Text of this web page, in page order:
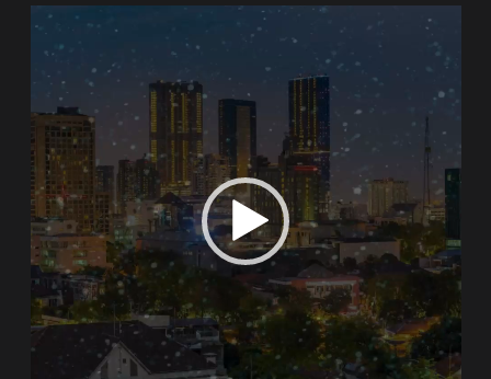
Video
Player